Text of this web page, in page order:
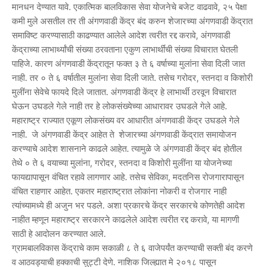
मानधन देण्यात यावे. एकात्मिक बालविकास सेवा योजनेचे बजेट वाढवावे, २५ पेक्षा
कमी मुले असतील तर ती अंगणवाडी केंद्र बंद करुन शेजारच्या अंगणवाडी केंद्रात
समाविष्ट करण्यासाठी काढण्यात आलेले आदेश त्वरीत रद्द करावे, अंगणवाडी
केंद्राच्या लाभार्थ्यांची संख्या ठरवताना एकुण लाभार्थींची संख्या विचारात घेतली
पाहिजे. कारण अंगणवाडी केंद्रातून फक्त ३ ते ६ वर्षाच्या मुलांना सेवा दिली जात
नाही. तर ० ते ६ वर्षातील मुलांना सेवा दिली जाते. तसेच गरोदर, स्तनदा व किशोरी
मुलींना सेवेचे फायदे दिले जातात. अंगणवाडी केंद्र हे लाभार्थी ठरवून विचारात
घेऊन उघडले गेले नाही तर हे लोकसंख्येच्या आधारावर उघडले गेले आहे.
महाराष्ट्र राज्यात एकूण लोकसंख्य वर आधारीत अंगणवाडी केंद्र उघडले गेले
नाही. जे अंगणवाडी केंद्र आहेत ते शेजारच्या अंगणवाडी केंद्रात समायोजन
करण्याचे आदेश शासनाने काढले आहेत. त्यामुळे जे अंगणवाडी केंद्र बंद होतील
तेथे ० ते ६ वयाच्या मुलांना, गरोदर, स्तनदा व किशोरी मुलींना या योजनेच्या
फायद्यापासून वंचित रहावे लागणार आहे. तसेच सेविका, मदतनिस रोजगारापासून
वंचित राहणार आहेत. एकतर महाराष्ट्रात लोकांना नोकरी व रोजगार नाही
त्यांच्यामध्ये ही अजुन भर पडले. अशा प्रकारचे केंद्र सरकारचे कोणतेही आदेश
नाहीत म्हणून महाराष्ट्र सरकारने काढलेले आदेश त्वरीत रद्द करावे, या मागणी
साठी हे आदोलन करण्यात आले.
ग्रामबालविकास केंद्राचे काम सकाळी ८ ते ६ वाजेपर्यंत करण्याची सक्ती बंद करणे
व आठवड्याची हक्काची सुट्टी देणे. नाशिक जिल्ह्यात मे २०१८ पासून